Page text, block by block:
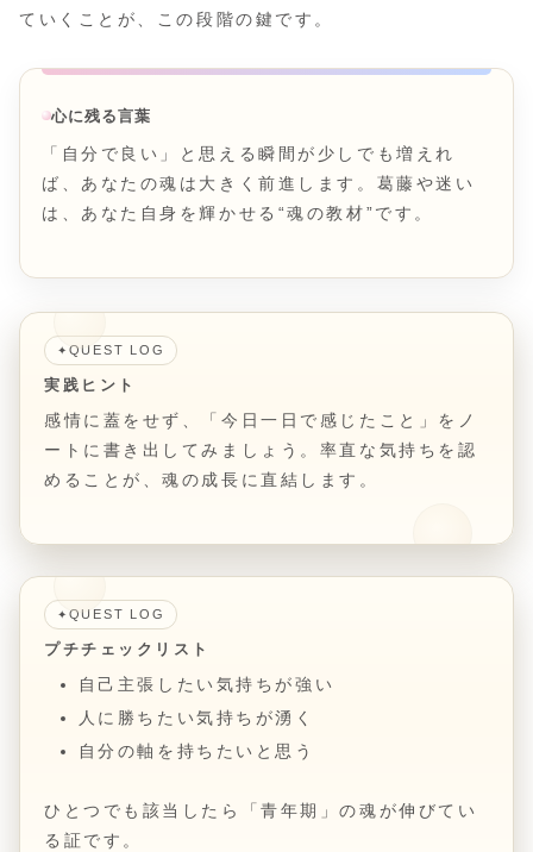
ていくことが、この段階の鍵です。
心に残る言葉
「自分で良い」と思える瞬間が少しでも増えれ
ば、あなたの魂は大きく前進します。葛藤や迷い
は、あなた自身を輝かせる“魂の教材”です。
✦ QUEST LOG
実践ヒント
感情に蓋をせず、「今日一日で感じたこと」をノ
ートに書き出してみましょう。率直な気持ちを認
めることが、魂の成長に直結します。
✦ QUEST LOG
プチチェックリスト
自己主張したい気持ちが強い
人に勝ちたい気持ちが湧く
自分の軸を持ちたいと思う
ひとつでも該当したら「青年期」の魂が伸びてい
る証です。